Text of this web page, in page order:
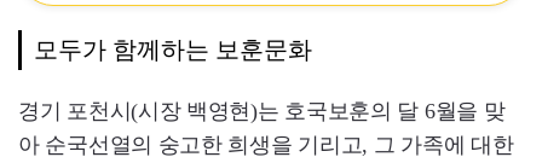
모두가 함께하는 보훈문화
경기 포천시(시장 백영현)는 호국보훈의 달 6월을 맞
아 순국선열의 숭고한 희생을 기리고, 그 가족에 대한